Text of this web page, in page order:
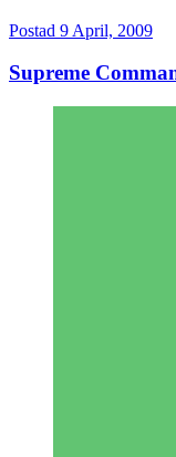
Postad 9 April, 2009
Supreme